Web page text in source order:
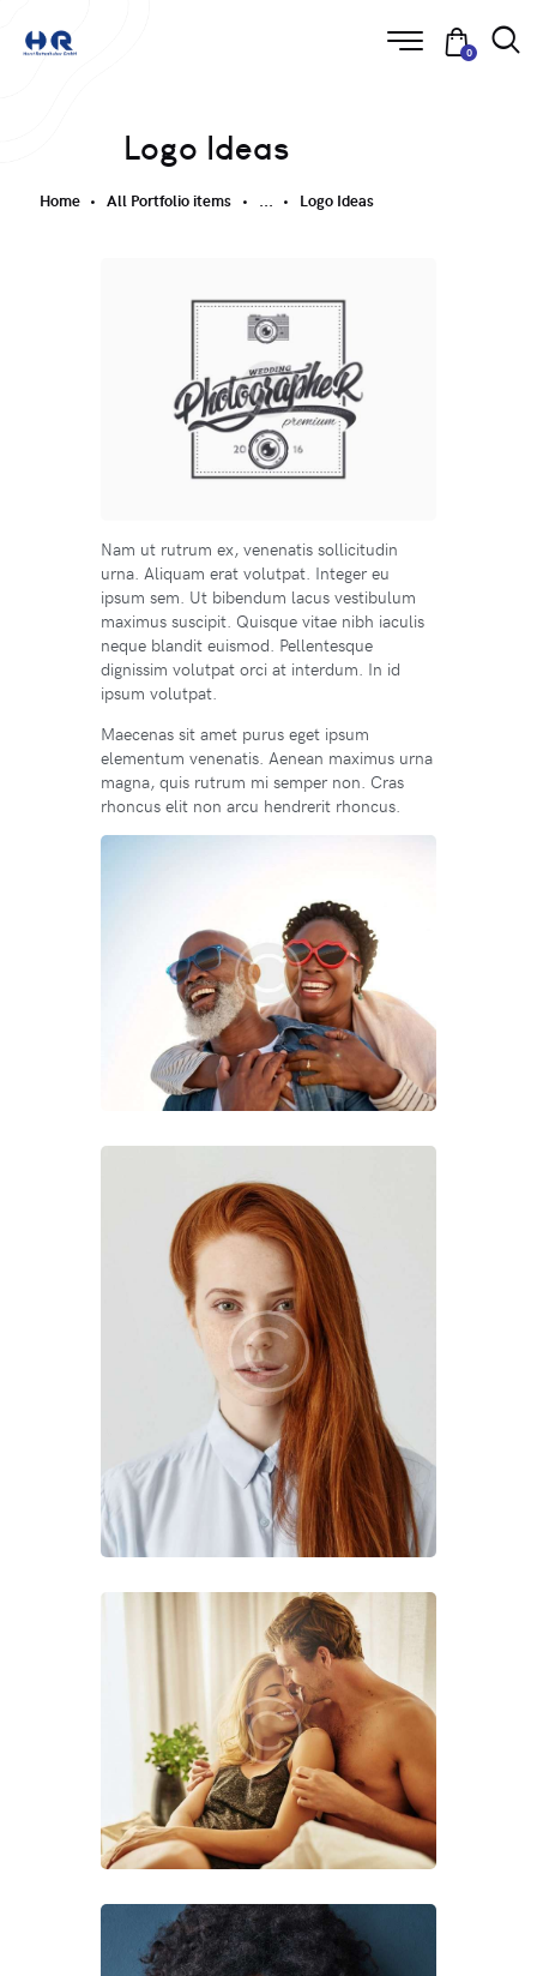
0
Logo Ideas
Home All Portfolio items ... Logo Ideas
Nam ut rutrum ex, venenatis sollicitudin
urna. Aliquam erat volutpat. Integer eu
ipsum sem. Ut bibendum lacus vestibulum
maximus suscipit. Quisque vitae nibh iaculis
neque blandit euismod. Pellentesque
dignissim volutpat orci at interdum. In id
ipsum volutpat.
Maecenas sit amet purus eget ipsum
elementum venenatis. Aenean maximus urna
magna, quis rutrum mi semper non. Cras
rhoncus elit non arcu hendrerit rhoncus.